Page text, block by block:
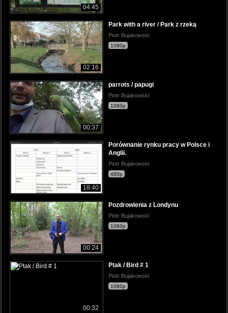
04:45
02:16
Park with a river / Park z rzeką
Piotr Bujakowski
1080p
00:37
parrots / papugi
Piotr Bujakowski
1080p
18:40
Porównanie rynku pracy w Polsce i
Anglii.
Piotr Bujakowski
480p
00:24
Pozdrowienia z Londynu
Piotr Bujakowski
1080p
00:32
Ptak / Bird # 1
Piotr Bujakowski
1080p